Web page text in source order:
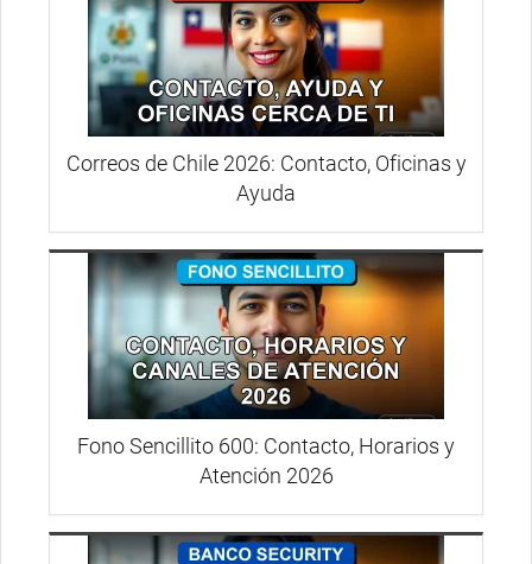
Correos de Chile 2026: Contacto, Oficinas y
Ayuda
Fono Sencillito 600: Contacto, Horarios y
Atención 2026